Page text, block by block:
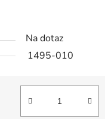
Na dotaz
1495-010